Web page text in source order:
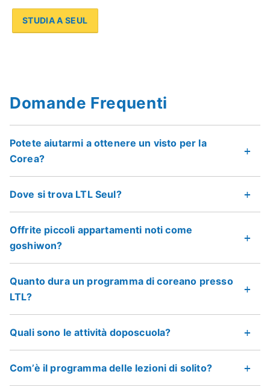
STUDIA A SEUL
Domande Frequenti
Potete aiutarmi a ottenere un visto per la
Corea?
Dove si trova LTL Seul?
Offrite piccoli appartamenti noti come
goshiwon?
Quanto dura un programma di coreano presso
LTL?
Quali sono le attività doposcuola?
Com’è il programma delle lezioni di solito?